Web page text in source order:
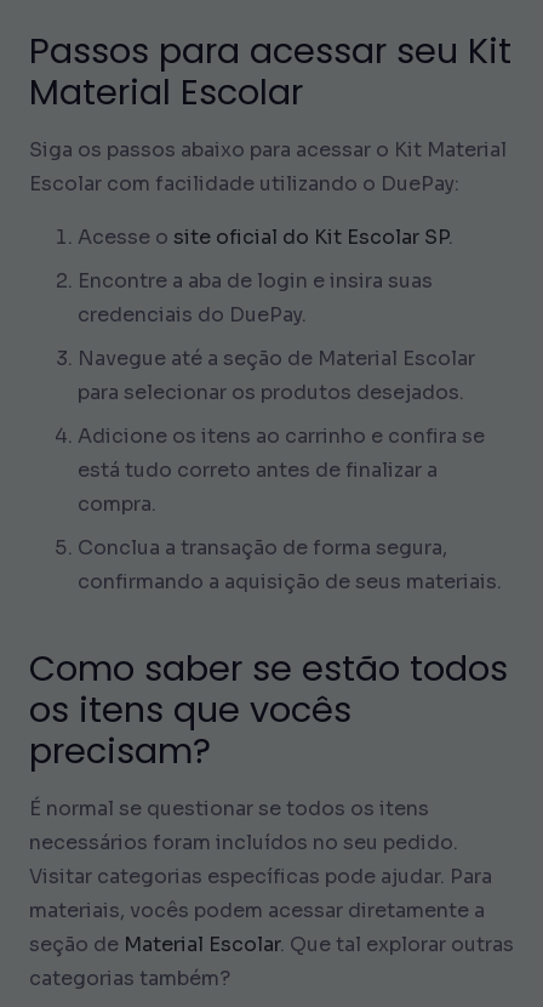
Passos para acessar seu Kit
Material Escolar
Siga os passos abaixo para acessar o Kit Material
Escolar com facilidade utilizando o DuePay:
Acesse o site oficial do Kit Escolar SP.
Encontre a aba de login e insira suas
credenciais do DuePay.
Navegue até a seção de Material Escolar
para selecionar os produtos desejados.
Adicione os itens ao carrinho e confira se
está tudo correto antes de finalizar a
compra.
Conclua a transação de forma segura,
confirmando a aquisição de seus materiais.
Como saber se estão todos
os itens que vocês
precisam?
É normal se questionar se todos os itens
necessários foram incluídos no seu pedido.
Visitar categorias específicas pode ajudar. Para
materiais, vocês podem acessar diretamente a
seção de Material Escolar. Que tal explorar outras
categorias também?